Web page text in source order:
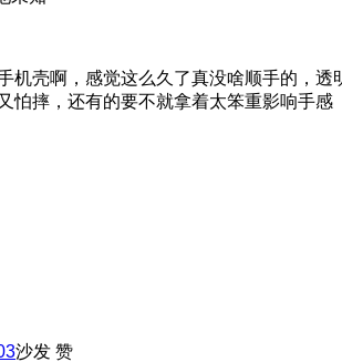
机壳啊，感觉这么久了真没啥顺手的，透
怕摔，还有的要不就拿着太笨重影响手感
沙发 赞